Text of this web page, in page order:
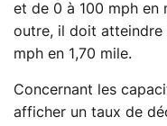
et de 0 à 100 mph en
outre, il doit atteindre
mph en 1,70 mile.
Concernant les
afficher un taux de